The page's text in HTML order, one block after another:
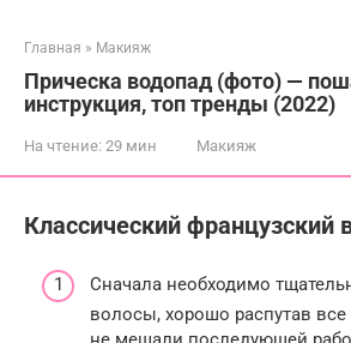
Главная » Макияж
Прическа водопад (фото) —
инструкция, топ тренды (2022)
На чтение: 29 мин Макияж
Классический французский
Сначала необходимо
волосы, хорошо распутав